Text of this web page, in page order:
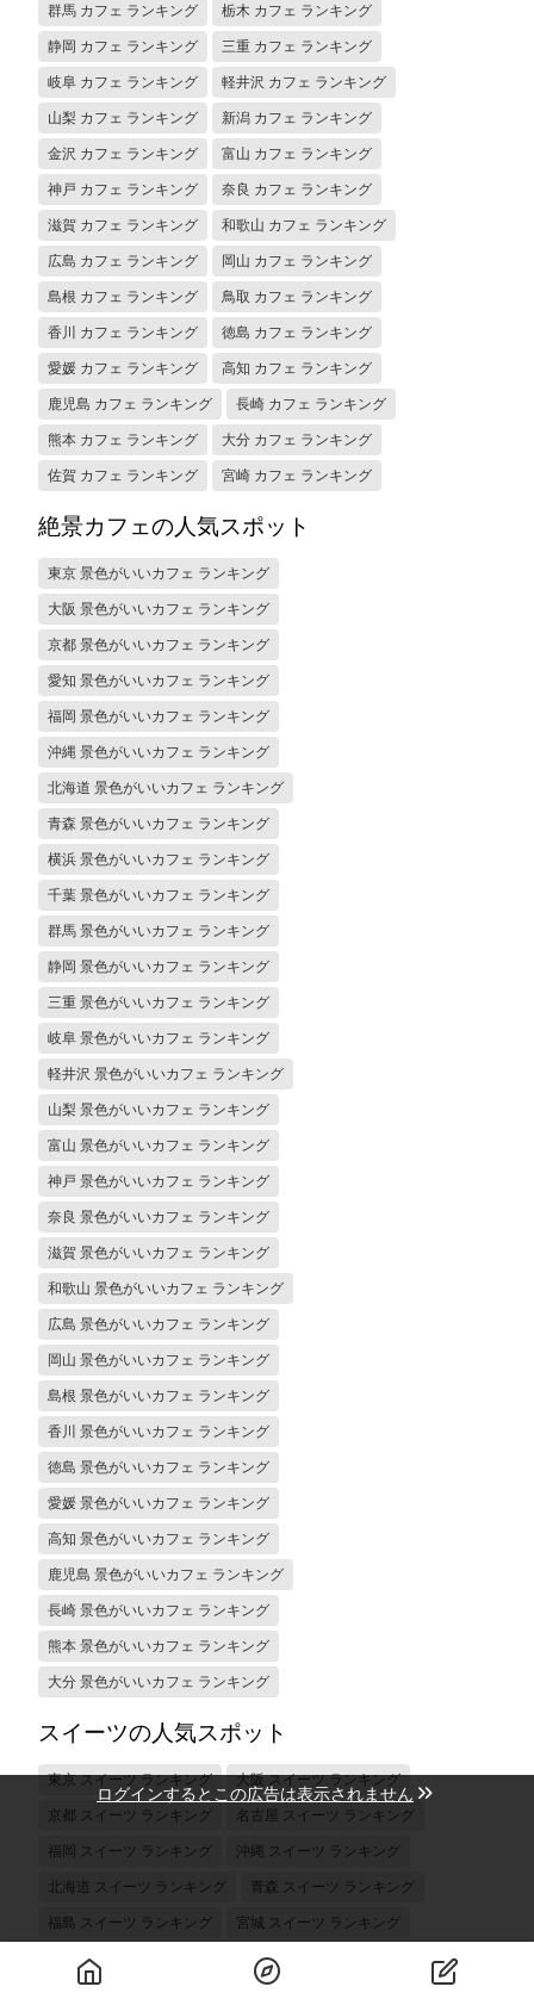
群馬 カフェ ランキング 栃木 カフェ ランキング
静岡 カフェ ランキング 三重 カフェ ランキング
岐阜 カフェ ランキング 軽井沢 カフェ ランキング
山梨 カフェ ランキング 新潟 カフェ ランキング
金沢 カフェ ランキング 富山 カフェ ランキング
神戸 カフェ ランキング 奈良 カフェ ランキング
滋賀 カフェ ランキング 和歌山 カフェ ランキング
広島 カフェ ランキング 岡山 カフェ ランキング
島根 カフェ ランキング 鳥取 カフェ ランキング
香川 カフェ ランキング 徳島 カフェ ランキング
愛媛 カフェ ランキング 高知 カフェ ランキング
鹿児島 カフェ ランキング 長崎 カフェ ランキング
熊本 カフェ ランキング 大分 カフェ ランキング
佐賀 カフェ ランキング 宮崎 カフェ ランキング
絶景カフェの人気スポット
東京 景色がいいカフェ ランキング
大阪 景色がいいカフェ ランキング
京都 景色がいいカフェ ランキング
愛知 景色がいいカフェ ランキング
福岡 景色がいいカフェ ランキング
沖縄 景色がいいカフェ ランキング
北海道 景色がいいカフェ ランキング
青森 景色がいいカフェ ランキング
横浜 景色がいいカフェ ランキング
千葉 景色がいいカフェ ランキング
群馬 景色がいいカフェ ランキング
静岡 景色がいいカフェ ランキング
三重 景色がいいカフェ ランキング
岐阜 景色がいいカフェ ランキング
軽井沢 景色がいいカフェ ランキング
山梨 景色がいいカフェ ランキング
富山 景色がいいカフェ ランキング
神戸 景色がいいカフェ ランキング
奈良 景色がいいカフェ ランキング
滋賀 景色がいいカフェ ランキング
和歌山 景色がいいカフェ ランキング
広島 景色がいいカフェ ランキング
岡山 景色がいいカフェ ランキング
島根 景色がいいカフェ ランキング
香川 景色がいいカフェ ランキング
徳島 景色がいいカフェ ランキング
愛媛 景色がいいカフェ ランキング
高知 景色がいいカフェ ランキング
鹿児島 景色がいいカフェ ランキング
長崎 景色がいいカフェ ランキング
熊本 景色がいいカフェ ランキング
大分 景色がいいカフェ ランキング
スイーツの人気スポット
東京 スイーツ ランキング 大阪 スイーツ ランキング
京都 スイーツ ランキング 名古屋 スイーツ ランキング
福岡 スイーツ ランキング 沖縄 スイーツ ランキング
北海道 スイーツ ランキング 青森 スイーツ ランキング
福島 スイーツ ランキング 宮城 スイーツ ランキング
山形 スイーツ ランキング 岩手 スイーツ ランキング
ログインするとこの広告は表示されません